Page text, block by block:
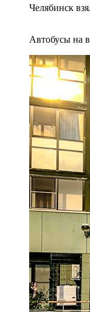
Челябинск
Автобусы на